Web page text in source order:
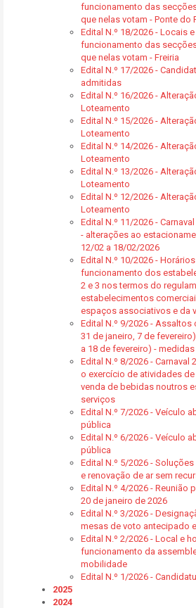
funcionamento das
que nelas votam - Ponte do
Edital N.º 18/2026 - Locais
funcionamento das
que nelas votam - Freiria
Edital N.º 17/2026 -
admitidas
Edital N.º 16/2026 -
Loteamento
Edital N.º 15/2026 -
Loteamento
Edital N.º 14/2026 -
Loteamento
Edital N.º 13/2026 -
Loteamento
Edital N.º 12/2026 -
Loteamento
Edital N.º 11/2026 -
- alterações ao
12/02 a 18/02/2026
Edital N.º 10/2026 -
funcionamento dos
2 e 3 nos termos do
estabelecimentos
espaços associativos e da
Edital N.º 9/2026 - Assaltos
31 de janeiro, 7 de
a 18 de fevereiro) -
Edital N.º 8/2026 - Carnaval
o exercício de atividades
venda de bebidas noutros
serviços
Edital N.º 7/2026 - Veículo
pública
Edital N.º 6/2026 - Veículo
pública
Edital N.º 5/2026 -
e renovação de ar sem
Edital N.º 4/2026 - Reunião
20 de janeiro de 2026
Edital N.º 3/2026 -
mesas de voto antecipado
Edital N.º 2/2026 - Local e
funcionamento da
mobilidade
Edital N.º 1/2026 -
2025
2024